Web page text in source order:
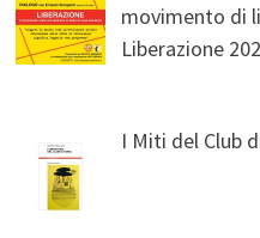
movimento di
Liberazione
I Miti del Club